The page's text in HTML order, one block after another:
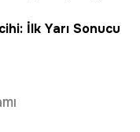
İlk Yarı Sonucu